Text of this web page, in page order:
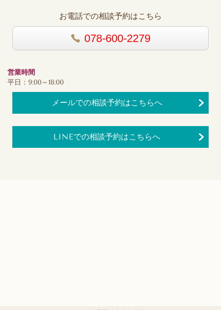
お電話での相談予約はこちら
078-600-2279
営業時間
平日：9:00～18:00
メールでの相談予約はこちらへ
LINEでの相談予約はこちらへ